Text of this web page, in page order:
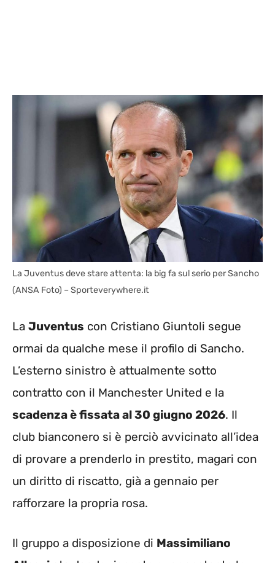
La Juventus deve stare attenta: la big fa sul serio per Sancho
(ANSA Foto) – Sporteverywhere.it
La Juventus con Cristiano Giuntoli segue
ormai da qualche mese il profilo di Sancho.
L’esterno sinistro è attualmente sotto
contratto con il Manchester United e la
scadenza è fissata al 30 giugno 2026. Il
club bianconero si è perciò avvicinato all’idea
di provare a prenderlo in prestito, magari con
un diritto di riscatto, già a gennaio per
rafforzare la propria rosa.
Il gruppo a disposizione di Massimiliano